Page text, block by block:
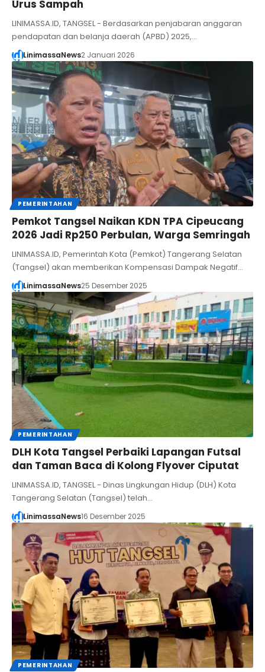
Urus Sampah
LINIMASSA.ID, TANGSEL - Berdasarkan penjabaran anggaran
pendapatan dan belanja daerah (APBD) 2025,…
LinimassaNews2 Januari 2026
PEMERINTAHAN
Pemkot Tangsel Naikan KDN TPA Cipeucang
2026 Jadi Rp250 Perbulan, Warga Semringah
LINIMASSA.ID, Pemerintah Kota (Pemkot) Tangerang Selatan
(Tangsel) akan memberikan Kompensasi Dampak Negatif…
LinimassaNews25 Desember 2025
PEMERINTAHAN
DLH Kota Tangsel Perbaiki Lapangan Futsal
dan Taman Baca di Kolong Flyover Ciputat
LINIMASSA.ID, TANGSEL - Dinas Lingkungan Hidup (DLH) Kota
Tangerang Selatan (Tangsel) telah…
LinimassaNews16 Desember 2025
PEMERINTAHAN